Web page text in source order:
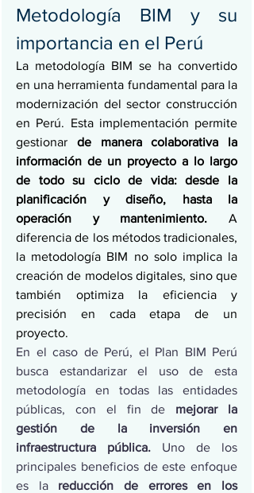
Metodología BIM y su
importancia en el Perú
La metodología BIM se ha convertido
en una herramienta fundamental para la
modernización del sector construcción
en Perú. Esta implementación permite
gestionar de manera colaborativa la
información de un proyecto a lo largo
de todo su ciclo de vida: desde la
planificación y diseño, hasta la
operación y mantenimiento. A
diferencia de los métodos tradicionales,
la metodología BIM no solo implica la
creación de modelos digitales, sino que
también optimiza la eficiencia y
precisión en cada etapa de un
proyecto.
En el caso de Perú, el Plan BIM Perú
busca estandarizar el uso de esta
metodología en todas las entidades
públicas, con el fin de mejorar la
gestión de la inversión en
infraestructura pública. Uno de los
principales beneficios de este enfoque
es la reducción de errores en los